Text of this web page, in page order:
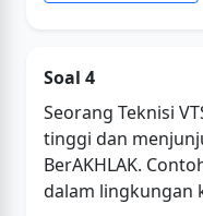
Soal 4
Seorang Teknisi
tinggi dan
BerAKHLAK.
dalam lingkungan